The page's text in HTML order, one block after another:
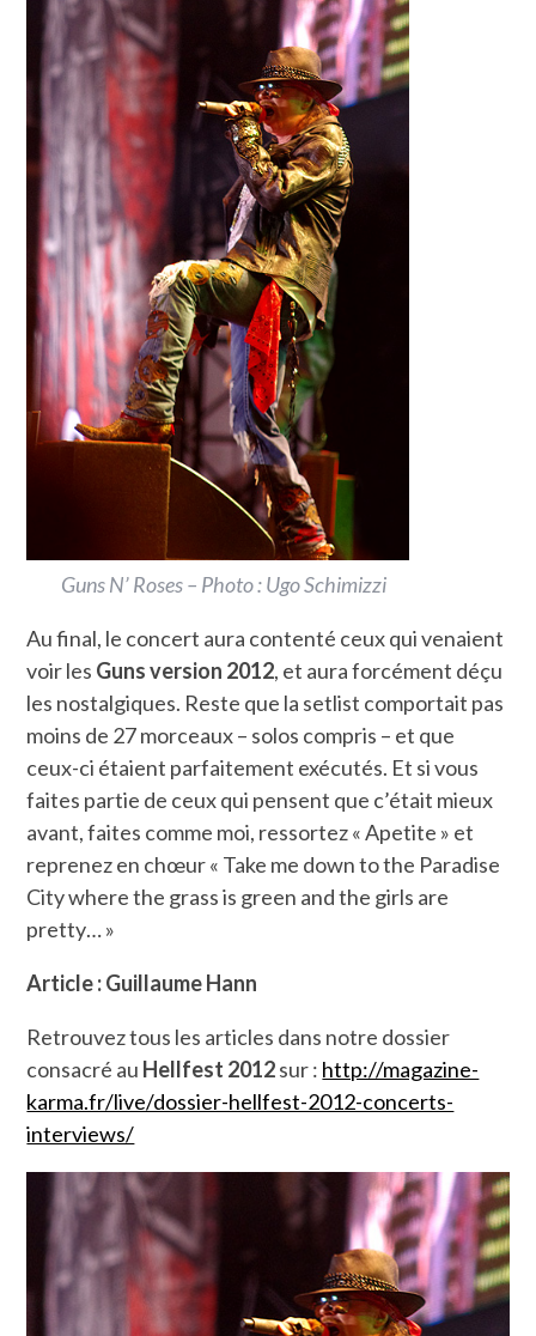
Guns N’ Roses – Photo : Ugo Schimizzi
Au final, le concert aura contenté ceux qui venaient
voir les Guns version 2012, et aura forcément déçu
les nostalgiques. Reste que la setlist comportait pas
moins de 27 morceaux – solos compris – et que
ceux-ci étaient parfaitement exécutés. Et si vous
faites partie de ceux qui pensent que c’était mieux
avant, faites comme moi, ressortez « Apetite » et
reprenez en chœur « Take me down to the Paradise
City where the grass is green and the girls are
pretty… »
Article : Guillaume Hann
Retrouvez tous les articles dans notre dossier
consacré au Hellfest 2012sur : http://magazine-
karma.fr/live/dossier-hellfest-2012-concerts-
interviews/